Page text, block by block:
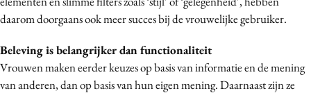
daarom doorgaans ook meer succes bij de vrouwelijke gebruiker.
Beleving is belangrijker dan functionaliteit
Vrouwen maken eerder keuzes op basis van informatie en de mening
van anderen, dan op basis van hun eigen mening. Daarnaast zijn ze